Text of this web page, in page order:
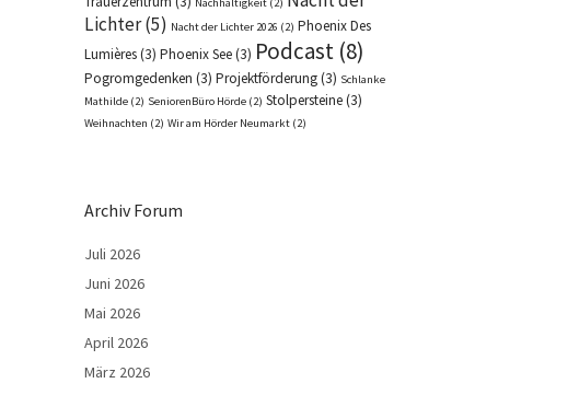
Lichter(5) Nacht der Lichter 2026 (2) Phoenix Des
Lumières(3) Phoenix See(3) Podcast (8)
Pogromgedenken (3) Projektförderung(3) Schlanke
Mathilde (2) SeniorenBüro Hörde (2) Stolpersteine(3)
Weihnachten (2) Wir am Hörder Neumarkt (2)
Archiv Forum
Juli 2026
Juni 2026
Mai 2026
April 2026
März 2026